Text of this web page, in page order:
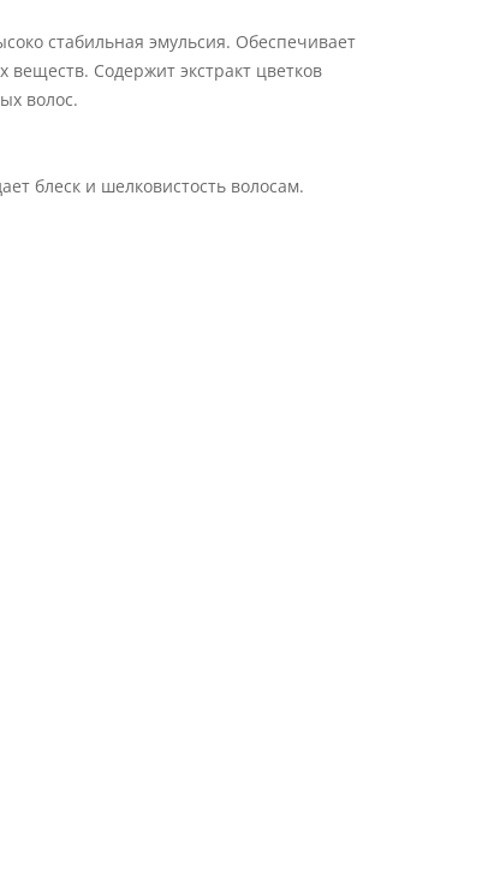
стабильная эмульсия. Обеспечивает
веществ. Содержит экстракт цветков
волос.
блеск и шелковистость волосам.